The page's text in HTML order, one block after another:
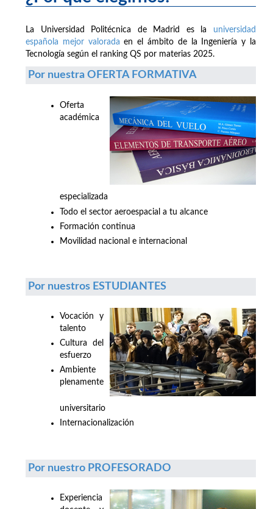
La Universidad Politécnica de Madrid es la universidad
española mejor valorada en el ámbito de la Ingeniería y la
Tecnología según el ranking QS por materias 2025.
Por nuestra OFERTA FORMATIVA
Oferta
académica
especializada
Todo el sector aeroespacial a tu alcance
Formación continua
Movilidad nacional e internacional
Por nuestros ESTUDIANTES
Vocación y
talento
Cultura del
esfuerzo
Ambiente
plenamente
universitario
Internacionalización
Por nuestro PROFESORADO
Experiencia